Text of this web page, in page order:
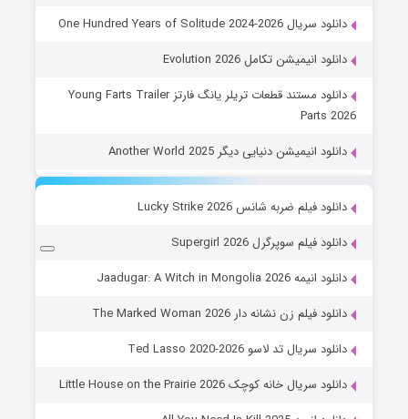
دانلود سریال One Hundred Years of Solitude 2024-2026
دانلود انیمیشن تکامل Evolution 2026
دانلود مستند قطعات تریلر یانگ فارتز Young Farts Trailer
Parts 2026
دانلود انیمیشن دنیایی دیگر Another World 2025
دانلود فیلم ضربه شانس Lucky Strike 2026
دانلود فیلم سوپرگرل Supergirl 2026
دانلود انیمه Jaadugar: A Witch in Mongolia 2026
دانلود فیلم زن نشانه دار The Marked Woman 2026
دانلود سریال تد لاسو Ted Lasso 2020-2026
دانلود سریال خانه کوچک Little House on the Prairie 2026